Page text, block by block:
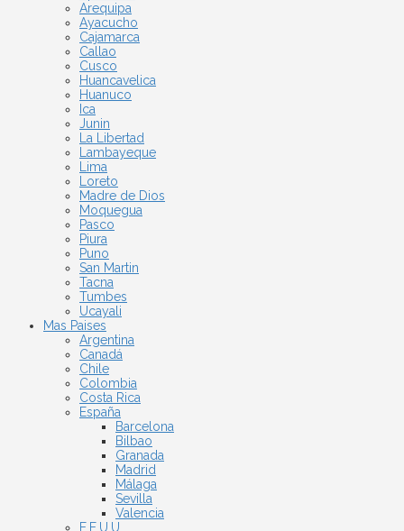
Arequipa
Ayacucho
Cajamarca
Callao
Cusco
Huancavelica
Huanuco
Ica
Junin
La Libertad
Lambayeque
Lima
Loreto
Madre de Dios
Moquegua
Pasco
Piura
Puno
San Martin
Tacna
Tumbes
Ucayali
Mas Paises
Argentina
Canadá
Chile
Colombia
Costa Rica
España
Barcelona
Bilbao
Granada
Madrid
Málaga
Sevilla
Valencia
E.E.U.U